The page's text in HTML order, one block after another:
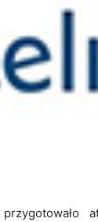
przygotowało